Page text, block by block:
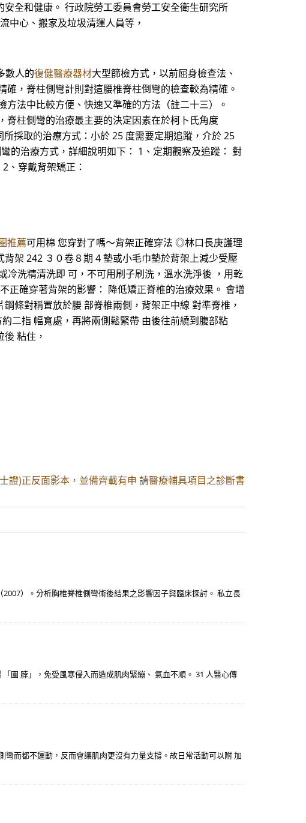
全和健康。 行政院勞工委員會勞工安全衛生研究所
中心、搬家及垃圾清運人員等，
數人的復健醫療器材大型篩檢方式，以前屈身檢查法、
，脊柱側彎計則對這腰椎脊柱倒彎的檢查較為精確。
法中比較方便、快速又準確的方法（註二十三）。
脊柱側彎的治療最主要的決定因素在於柯卜氏角度
採取的治療方式：小於 25 度需要定期追蹤，介於 25
的治療方式，詳細說明如下： 1、定期觀察及追蹤： 對
、穿戴背架矯正：
推薦可用棉 您穿對了嗎～背架正確穿法 ◎林口長庚護理
架 242 ３０卷８期 4 墊或小毛巾墊於背架上減少受壓
冷洗精清洗即 可，不可用刷子刷洗，溫水洗淨後 ，用乾
正確穿著背架的影響： 降低矯正脊椎的治療效果。 會增
條對稱置放於腰 部脊椎兩側，背架正中線 對準脊椎，
二指 幅寬處，再將兩側鬆緊帶 由後往前繞到腹部粘
粘住，
證)正反面影本，並備齊載有申 請醫療輔具項目之診斷書
）。分析胸椎脊椎側彎術後結果之影響因子與臨床探討。 私立長
圍 脖」，免受風寒侵入而造成肌肉緊繃、 氣血不順。 31 人醫心傳
而都不運動，反而會讓肌肉更沒有力量支撐。故日常活動可以附 加